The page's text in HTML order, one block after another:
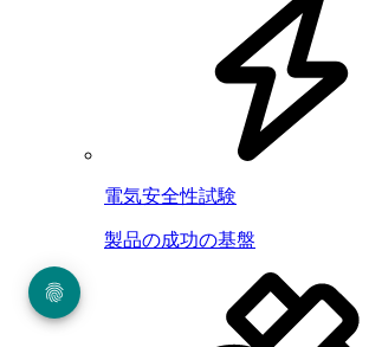
電気安全性試験
製品の成功の基盤